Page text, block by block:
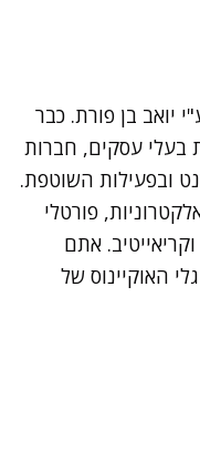
יואב בן פורת. כבר
מאות בעלי עסקים, חברות
ובפעילות השוטפת.
פורטלי
אתם
האוקיינוס של